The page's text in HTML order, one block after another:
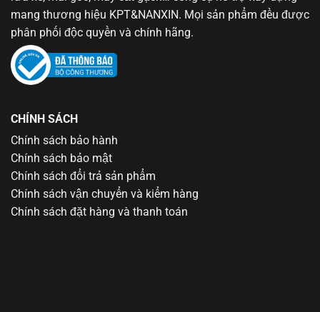
mang thương hiệu KPT&NANXIN. Mọi sản phẩm đều được
phân phối độc quyền và chính hãng.
CHÍNH SÁCH
Chính sách bảo hành
Chính sách bảo mật
Chính sách đổi trả sản phẩm
Chính sách vận chuyển và kiểm hàng
Chính sách đặt hàng và thanh toán